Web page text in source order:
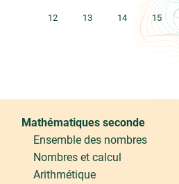
12 13 14 15
Mathématiques seconde
Ensemble des nombres
Nombres et calcul
Arithmétique